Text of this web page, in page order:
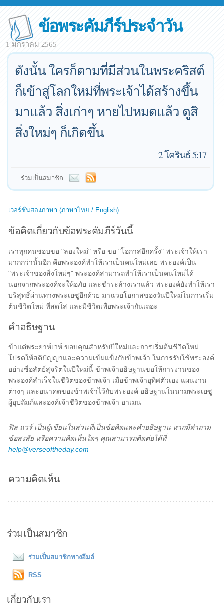
ข้อพระคัมภีร์ประจำวัน
1 มกราคม 2565
ดังนั้น ใครก็ตามที่มีส่วนในพระคริสต์
ก็เข้าสู่โลกใหม่ที่พระเจ้าได้สร้างขึ้น
มาแล้ว สิ่งเก่าๆ หายไปหมดแล้ว ดูสิ
สิ่งใหม่ๆ ก็เกิดขึ้น
—2 โครินธ์ 5:17
ร่วมเป็นสมาชิก:
เวอร์ชั่นสองภาษา (ภาษาไทย / English)
ข้อคิดเกี่ยวกับข้อพระคัมภีร์วันนี้
เราทุกคนชอบขอ "ลองใหม่" หรือ ขอ "โอกาสอีกครั้ง" พระเจ้าให้เรา
มากกว่านั้นอีก คือพระองค์ทำให้เราเป็นคนใหม่เลย พระองค์เป็น
"พระเจ้าของสิ่งใหม่ๆ" พระองค์สามารถทำให้เราเป็นคนใหม่ได้
นอกจากพระองค์จะให้อภัย และชำระล้างเราแล้ว พระองค์ยังทำให้เรา
บริสุทธิ์ผ่านทางพระเยซูอีกด้วย มาฉวยโอกาสของวันปีใหม่ในการเริ่ม
ต้นชีวิตใหม่ ที่สดใส และมีชีวิตเพื่อพระเจ้ากันเถอะ
คำอธิษฐาน
ข้าแต่พระยาห์เวห์ ขอบคุณสำหรับปีใหม่และการเริ่มต้นชีวิตใหม่
โปรดให้สติปัญญาและความเข้มแข็งกับข้าพเจ้า ในการรับใช้พระองค์
อย่างซื่อสัตย์สุจริตในปีใหม่นี้ ข้าพเจ้าอธิษฐานขอให้การงานของ
พระองค์สำเร็จในชีวิตของข้าพเจ้า เมื่อข้าพเจ้าอุทิศตัวเอง แผนงาน
ต่างๆ และอนาคตของข้าพเจ้าไว้กับพระองค์ อธิษฐานในนามพระเยซู
ผู้อุปถัมภ์และองค์เจ้าชีวิตของข้าพเจ้า อาเมน
ฟิล แวร์ เป็นผู้เขียนในส่วนที่เป็นข้อคิดและคำอธิษฐาน หากมีคำถาม
ข้อสงสัย หรือความคิดเห็นใดๆ คุณสามารถติดต่อได้ที่
help@verseoftheday.com
ความคิดเห็น
ร่วมเป็นสมาชิก
ร่วมเป็นสมาชิกทางอีมล์
RSS
เกี่ยวกับเรา